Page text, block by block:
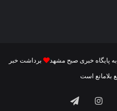
پایگاه خبری صبح مشهد برداشت خبر
بلامانع است
ایکساینستاگرامتلگرام